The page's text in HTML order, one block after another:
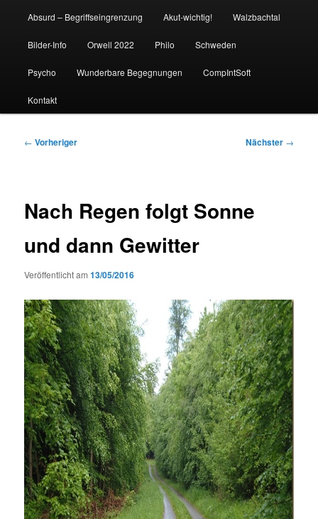
Absurd – Begriffseingrenzung Akut-wichtig! Walzbachtal
Bilder-Info Orwell 2022 Philo Schweden
Psycho Wunderbare Begegnungen CompIntSoft
Kontakt
Beitragsnavigation
← Vorheriger Nächster →
Nach Regen folgt Sonne
und dann Gewitter
Veröffentlicht am13/05/2016